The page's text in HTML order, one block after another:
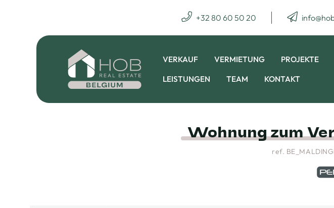
+32 80 60 50 20
VERKAUF VERMIETUNG PROJEKTE
LEISTUNGEN TEAM KONTAKT
Wohnung zum
ref.